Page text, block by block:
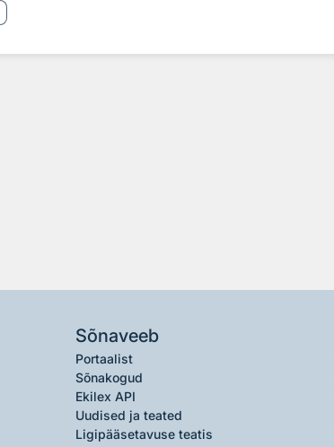
Sõnaveeb
Portaalist
Sõnakogud
Ekilex API
Uudised ja teated
Ligipääsetavuse teatis